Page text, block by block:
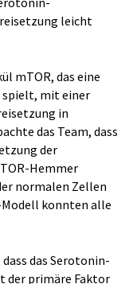
leicht
mTOR, das eine
spielt, mit einer
in
das Team, dass
der
Hemmer
normalen Zellen
Modell konnten alle
das Serotonin-
der primäre Faktor